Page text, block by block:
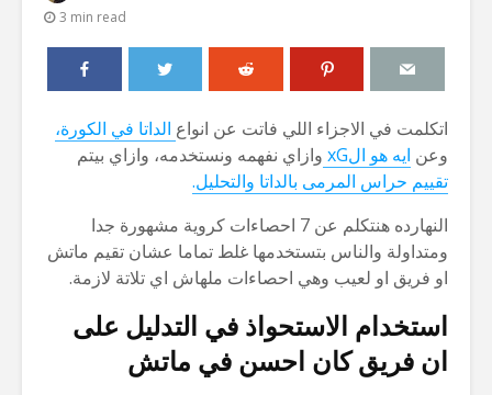
3 min read
اتكلمت في الاجزاء اللي فاتت عن انواع الداتا في الكورة،
وعن ايه هو الxG
وازاي نفهمه ونستخدمه، وازاي بيتم
تقييم حراس المرمى بالداتا والتحليل.
النهارده هنتكلم عن 7 احصاءات كروية مشهورة جدا
ومتداولة والناس بتستخدمها غلط تماما عشان تقيم ماتش
او فريق او لعيب وهي احصاءات ملهاش اي تلاتة لازمة.
استخدام الاستحواذ في التدليل على
ان فريق كان احسن في ماتش